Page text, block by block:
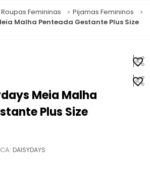
Roupas Femininas
Pijamas Femininos
Malha Penteada Gestante Plus Size
Meia Malha
Plus Size
DAISYDAYS